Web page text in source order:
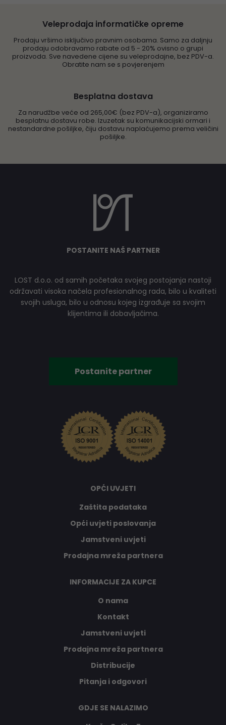
Veleprodaja informatičke opreme
Prodaju vršimo isključivo pravnim osobama. Samo za daljnju
prodaju odobravamo rabate od 5 - 20% ovisno o grupi
proizvoda. Sve navedene cijene su veleprodajne, bez PDV-a.
Obratite nam se s povjerenjem
Besplatna dostava
Za narudžbe veće od 265,00€ (bez PDV-a), organiziramo
besplatnu dostavu robe. Izuzetak su komunikacijski ormari i
nestandardne pošiljke, čiju dostavu naplaćujemo prema veličini
pošiljke.
POSTANITE NAŠ PARTNER
LOST d.o.o. od samih početaka svojeg postojanja nastoji
održavati visoka načela profesionalnog rada, bilo u kvaliteti
svojih usluga, bilo u odnosu kojeg izgrađuje sa svojim
klijentima ili dobavljačima.
Postanite partner
OPĆI UVJETI
Zaštita podataka
Opći uvjeti poslovanja
Jamstveni uvjeti
Prodajna mreža partnera
INFORMACIJE ZA KUPCE
O nama
Kontakt
Jamstveni uvjeti
Prodajna mreža partnera
Distribucije
Pitanja i odgovori
GDJE SE NALAZIMO